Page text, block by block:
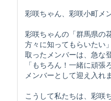
彩咲ちゃん、彩咲小町メ
彩咲ちゃんの「群馬県の
方々に知ってもらいたい
取ったメンバーは、急な
「もちろん！一緒に頑張
メンバーとして迎え入れ
こうして私たちは、彩咲